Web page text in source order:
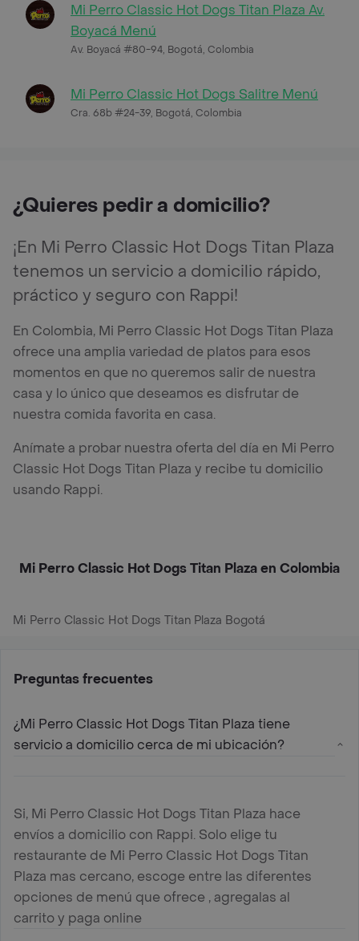
Mi Perro Classic Hot Dogs Titan Plaza Av.
Boyacá Menú
Av. Boyacá #80-94, Bogotá, Colombia
Mi Perro Classic Hot Dogs Salitre Menú
Cra. 68b #24-39, Bogotá, Colombia
¿Quieres pedir a domicilio?
¡En Mi Perro Classic Hot Dogs Titan Plaza
tenemos un servicio a domicilio rápido,
práctico y seguro con Rappi!
En Colombia, Mi Perro Classic Hot Dogs Titan Plaza
ofrece una amplia variedad de platos para esos
momentos en que no queremos salir de nuestra
casa y lo único que deseamos es disfrutar de
nuestra comida favorita en casa.
Anímate a probar nuestra oferta del día en Mi Perro
Classic Hot Dogs Titan Plaza y recibe tu domicilio
usando Rappi.
Mi Perro Classic Hot Dogs Titan Plaza en Colombia
Mi Perro Classic Hot Dogs Titan Plaza Bogotá
Preguntas frecuentes
¿Mi Perro Classic Hot Dogs Titan Plaza tiene
servicio a domicilio cerca de mi ubicación?
Si, Mi Perro Classic Hot Dogs Titan Plaza hace
envíos a domicilio con Rappi. Solo elige tu
restaurante de Mi Perro Classic Hot Dogs Titan
Plaza mas cercano, escoge entre las diferentes
opciones de menú que ofrece , agregalas al
carrito y paga online